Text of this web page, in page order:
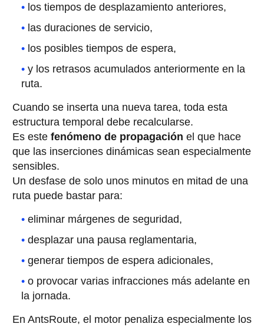
los tiempos de desplazamiento anteriores,
las duraciones de servicio,
los posibles tiempos de espera,
y los retrasos acumulados anteriormente en la
ruta.
Cuando se inserta una nueva tarea, toda esta
estructura temporal debe recalcularse.
Es este fenómeno de propagación el que hace
que las inserciones dinámicas sean especialmente
sensibles.
Un desfase de solo unos minutos en mitad de una
ruta puede bastar para:
eliminar márgenes de seguridad,
desplazar una pausa reglamentaria,
generar tiempos de espera adicionales,
o provocar varias infracciones más adelante en
la jornada.
En AntsRoute, el motor penaliza especialmente los